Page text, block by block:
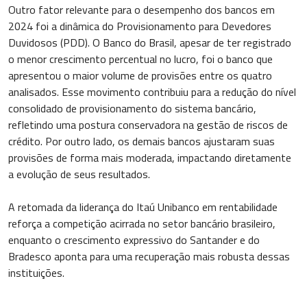
Outro fator relevante para o desempenho dos bancos em
2024 foi a dinâmica do Provisionamento para Devedores
Duvidosos (PDD). O Banco do Brasil, apesar de ter registrado
o menor crescimento percentual no lucro, foi o banco que
apresentou o maior volume de provisões entre os quatro
analisados. Esse movimento contribuiu para a redução do nível
consolidado de provisionamento do sistema bancário,
refletindo uma postura conservadora na gestão de riscos de
crédito. Por outro lado, os demais bancos ajustaram suas
provisões de forma mais moderada, impactando diretamente
a evolução de seus resultados.
A retomada da liderança do Itaú Unibanco em rentabilidade
reforça a competição acirrada no setor bancário brasileiro,
enquanto o crescimento expressivo do Santander e do
Bradesco aponta para uma recuperação mais robusta dessas
instituições.